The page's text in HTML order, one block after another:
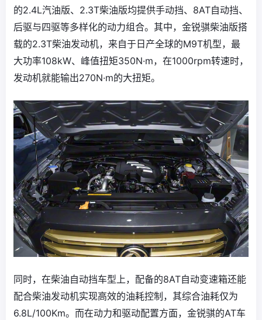
的2.4L汽油版、2.3T柴油版均提供手动挡、8AT自动挡、
后驱与四驱等多样化的动力组合。其中，金锐骐柴油版搭
载的2.3T柴油发动机，来自于日产全球的M9T机型，最
大功率108kW、峰值扭矩350N·m，在1000rpm转速时，
发动机就能输出270N·m的大扭矩。
同时，在柴油自动挡车型上，配备的8AT自动变速箱还能
配合柴油发动机实现高效的油耗控制，其综合油耗仅为
6.8L/100Km。而在动力和驱动配置方面，金锐骐的AT车